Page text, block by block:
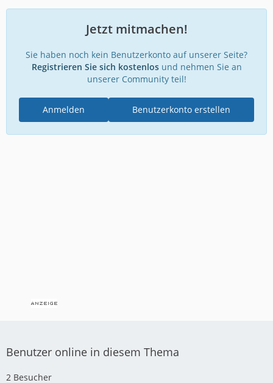
Jetzt mitmachen!
Sie haben noch kein Benutzerkonto auf unserer Seite?
Registrieren Sie sich kostenlosund nehmen Sie an
unserer Community teil!
Benutzerkonto erstellen
Anmelden
Benutzer online in diesem Thema
2 Besucher